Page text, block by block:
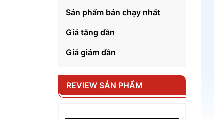
Sản phẩm bán chạy nhất
Giá tăng dần
Giá giảm dần
REVIEW SẢN PHẨM